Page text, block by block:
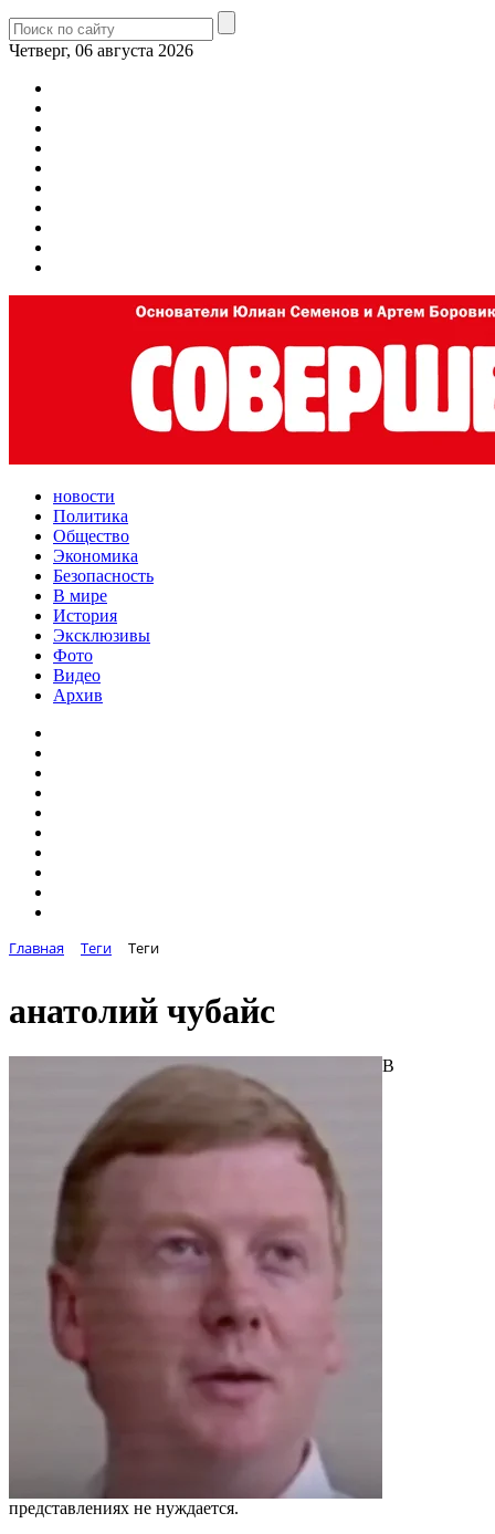
Четверг, 06 августа 2026
новости
Политика
Общество
Экономика
Безопасность
В мире
История
Эксклюзивы
Фото
Видео
Архив
Главная Теги Теги
анатолий чубайс
В
представлениях не нуждается.